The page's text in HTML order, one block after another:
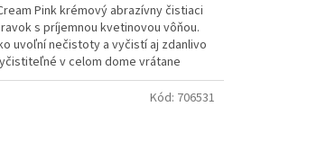
Pink krémový abrazívny čistiaci
s príjemnou kvetinovou vôňou.
uvoľní nečistoty a vyčistí aj zdanlivo
v celom dome vrátane
Kód: 706531